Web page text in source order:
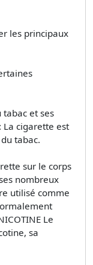
les principaux
et ses
La cigarette est
tabac.
sur le corps
nombreux
utilisé comme
Le
sa